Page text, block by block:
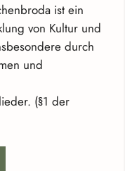
ist ein
von Kultur und
durch
und
(§1 der